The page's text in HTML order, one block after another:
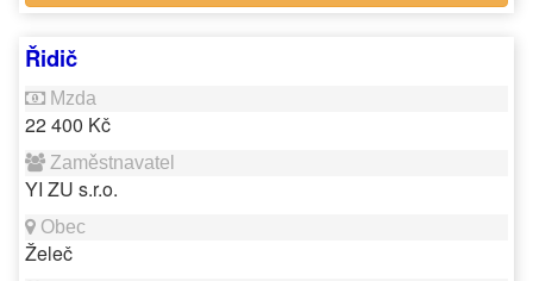
Řidič
22 400 Kč
YI ZU s.r.o.
Želeč